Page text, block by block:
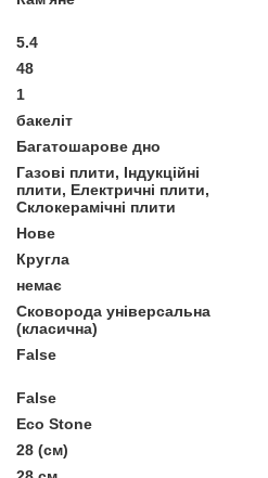
5.4
48
1
бакеліт
Багатошарове дно
Газові плити, Індукційні
плити, Електричні плити,
Склокерамічні плити
Нове
Кругла
немає
Сковорода універсальна
(класична)
False
False
Eco Stone
28 (см)